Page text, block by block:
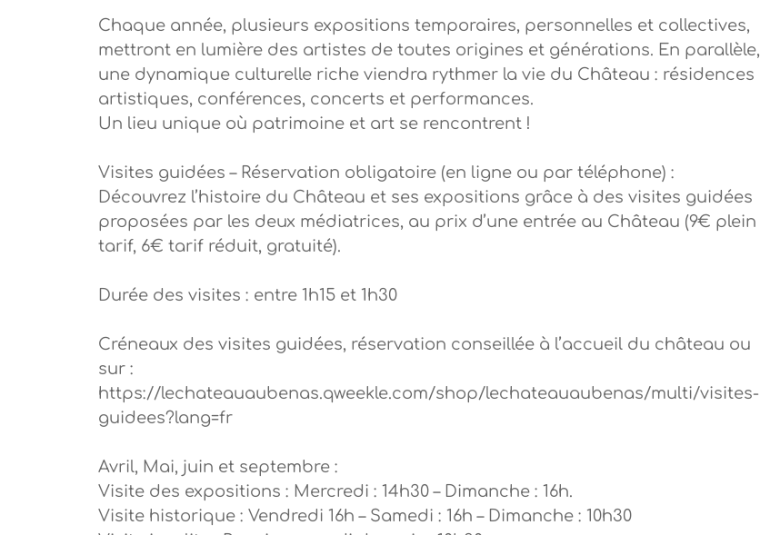
Chaque année, plusieurs expositions temporaires, personnelles et collectives,
mettront en lumière des artistes de toutes origines et générations. En parallèle,
une dynamique culturelle riche viendra rythmer la vie du Château : résidences
artistiques, conférences, concerts et performances.
Un lieu unique où patrimoine et art se rencontrent !
Visites guidées – Réservation obligatoire (en ligne ou par téléphone) :
Découvrez l’histoire du Château et ses expositions grâce à des visites guidées
proposées par les deux médiatrices, au prix d’une entrée au Château (9€ plein
tarif, 6€ tarif réduit, gratuité).
Durée des visites : entre 1h15 et 1h30
Créneaux des visites guidées, réservation conseillée à l’accueil du château ou
sur :
https://lechateauaubenas.qweekle.com/shop/lechateauaubenas/multi/visites-
guidees?lang=fr
Avril, Mai, juin et septembre :
Visite des expositions : Mercredi : 14h30 – Dimanche : 16h.
Visite historique : Vendredi 16h – Samedi : 16h – Dimanche : 10h30